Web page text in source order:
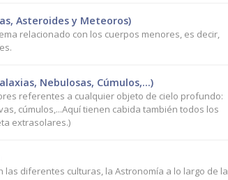
Asteroides y Meteoros)
relacionado con los cuerpos menores, es decir,
Nebulosas, Cúmulos,...)
referentes a cualquier objeto de cielo profundo:
cúmulos,...Aquí tienen cabida también todos los
extrasolares.)
las diferentes culturas, la Astronomía a lo largo de la